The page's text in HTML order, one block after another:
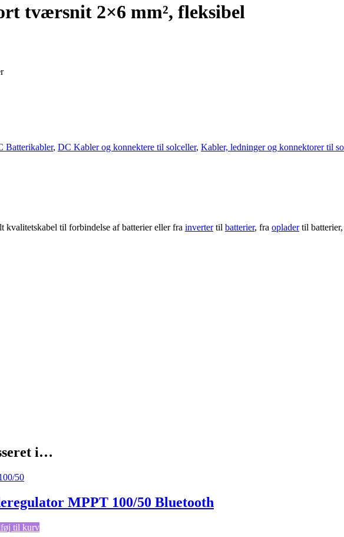
tværsnit 2×6 mm², fleksibel
Batterikabler, DC Kabler og konnektere til solceller, Kabler, ledninger og konnektorer til
kvalitetskabel til forbindelse af batterier eller fra invertertil batterier, fra opladertil batterier,
i…
MPPT 100/50 Bluetooth
til kurv